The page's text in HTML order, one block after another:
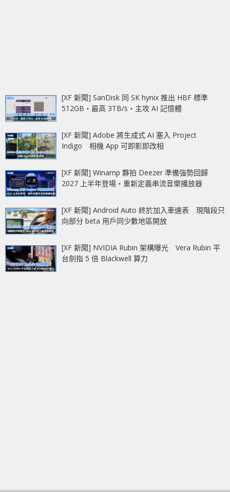
[XF 新聞] SanDisk 同 SK hynix 推出 HBF 標準
512GB‧最高 3TB/s‧主攻 AI 記憶體
[XF 新聞] Adobe 將生成式 AI 塞入 Project
Indigo 相機 App 可即影即改相
[XF 新聞] Winamp 夥拍 Deezer 準備強勢回歸
2027 上半年登場‧重新定義串流音樂播放器
[XF 新聞] Android Auto 終於加入車速表 現階段只
向部分 beta 用戶同少數地區開放
[XF 新聞] NVIDIA Rubin 架構曝光 Vera Rubin 平
台劍指 5 倍 Blackwell 算力